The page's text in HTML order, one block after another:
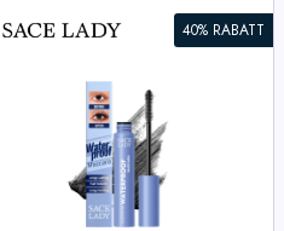
40% RABATT
Wasserdicht, Schnell
Trocknend,
Hochpigmentiert
View All Sace Lady Deals